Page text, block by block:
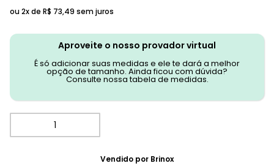
ou 2x de R$ 73,49 sem juros
Aproveite o nosso provador virtual
É só adicionar suas medidas e ele te dará a melhor
opção de tamanho. Ainda ficou com dúvida?
Consulte nossa tabela de medidas.
Vendido por Brinox